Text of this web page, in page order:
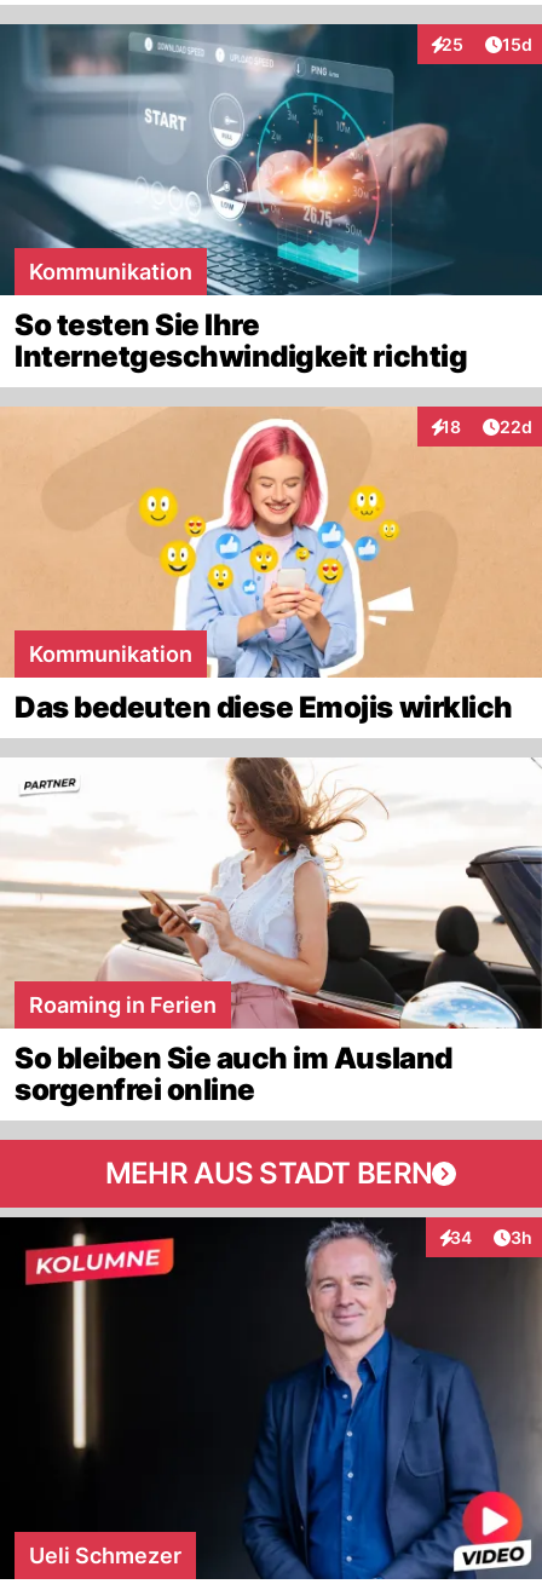
25
Interaktionen
15d
Kommunikation
So testen Sie Ihre
Internetgeschwindigkeit richtig
18
Interaktionen
22d
Kommunikation
Das bedeuten diese Emojis wirklich
Roaming in Ferien
So bleiben Sie auch im Ausland
sorgenfrei online
MEHR AUS STADT BERN
34
Interaktionen
3h
Ueli Schmezer